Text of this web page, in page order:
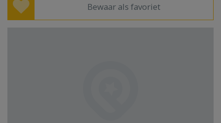
Bewaar als favoriet